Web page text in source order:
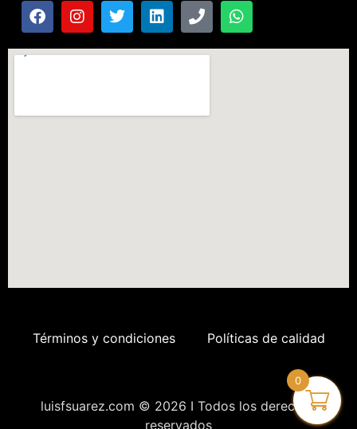
Términos y condiciones Políticas de calidad
luisfsuarez.com © 2026 I Todos los derechos
reservados
0